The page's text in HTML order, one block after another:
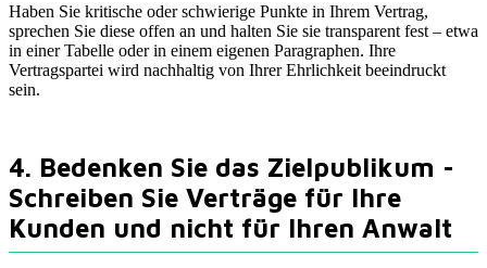
Haben Sie kritische oder schwierige Punkte in Ihrem Vertrag,
sprechen Sie diese offen an und halten Sie sie transparent fest – etwa
in einer Tabelle oder in einem eigenen Paragraphen. Ihre
Vertragspartei wird nachhaltig von Ihrer Ehrlichkeit beeindruckt
sein.
4. Bedenken Sie das Zielpublikum -
Schreiben Sie Verträge für Ihre
Kunden und nicht für Ihren Anwalt